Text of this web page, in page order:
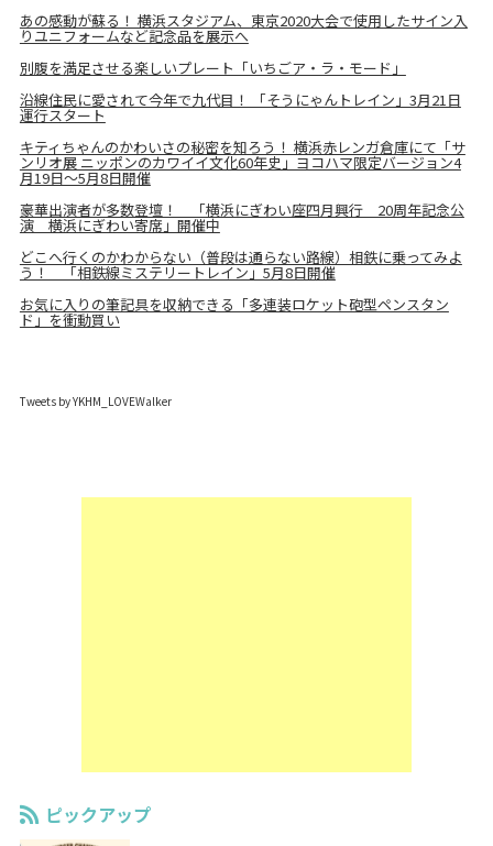
あの感動が蘇る！ 横浜スタジアム、東京2020大会で使用したサイン入
りユニフォームなど記念品を展示へ
別腹を満足させる楽しいプレート「いちごア・ラ・モード」
沿線住民に愛されて今年で九代目！ 「そうにゃんトレイン」3月21日
運行スタート
キティちゃんのかわいさの秘密を知ろう！ 横浜赤レンガ倉庫にて「サ
ンリオ展 ニッポンのカワイイ文化60年史」ヨコハマ限定バージョン4
月19日～5月8日開催
豪華出演者が多数登壇！ 「横浜にぎわい座四月興行 20周年記念公
演 横浜にぎわい寄席」開催中
どこへ行くのかわからない（普段は通らない路線）相鉄に乗ってみよ
う！ 「相鉄線ミステリートレイン」5月8日開催
お気に入りの筆記具を収納できる「多連装ロケット砲型ペンスタン
ド」を衝動買い
Tweets by YKHM_LOVEWalker
ピックアップ